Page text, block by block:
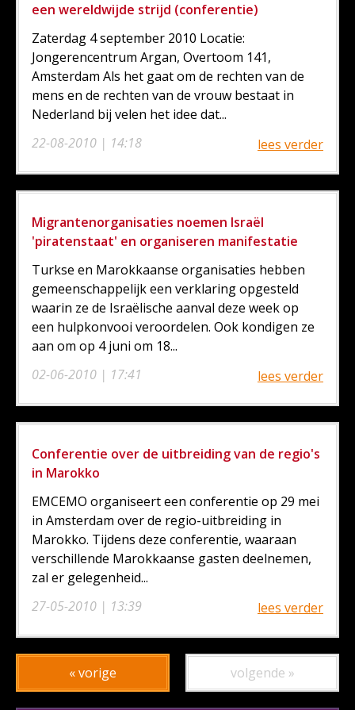
een wereldwijde strijd (conferentie)
22-08-2010 | 14:18
Zaterdag 4 september 2010 Locatie:
Jongerencentrum Argan, Overtoom 141,
Amsterdam Als het gaat om de rechten van de
mens en de rechten van de vrouw bestaat in
Nederland bij velen het idee dat...
lees verder
Migrantenorganisaties noemen Israël
'piratenstaat' en organiseren manifestatie
02-06-2010 | 17:41
Turkse en Marokkaanse organisaties hebben
gemeenschappelijk een verklaring opgesteld
waarin ze de Israëlische aanval deze week op
een hulpkonvooi veroordelen. Ook kondigen ze
aan om op 4 juni om 18...
lees verder
Conferentie over de uitbreiding van de regio's
in Marokko
27-05-2010 | 13:39
EMCEMO organiseert een conferentie op 29 mei
in Amsterdam over de regio-uitbreiding in
Marokko. Tijdens deze conferentie, waaraan
verschillende Marokkaanse gasten deelnemen,
zal er gelegenheid...
lees verder
« vorige volgende »